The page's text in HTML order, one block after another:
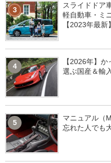
3
スライドドア
軽自動車・ミ
【2023年最新】
4
【2026年】
選ぶ国産＆輸
5
マニュアル（
忘れた人でも